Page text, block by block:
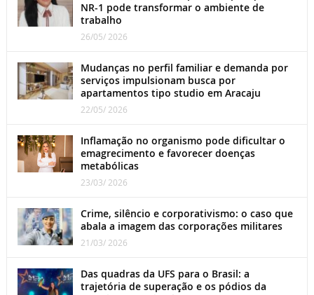
NR-1 pode transformar o ambiente de
trabalho
26/05/ 2026
Mudanças no perfil familiar e demanda por
serviços impulsionam busca por
apartamentos tipo studio em Aracaju
22/05/ 2026
Inflamação no organismo pode dificultar o
emagrecimento e favorecer doenças
metabólicas
23/03/ 2026
Crime, silêncio e corporativismo: o caso que
abala a imagem das corporações militares
21/03/ 2026
Das quadras da UFS para o Brasil: a
trajetória de superação e os pódios da